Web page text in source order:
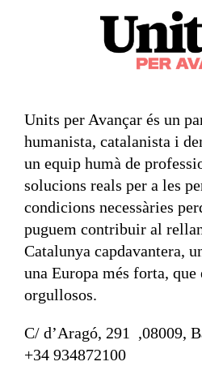
Units per Avançar és un
humanista, catalanista i
un equip humà de
solucions reals per a les
condicions necessàries
puguem contribuir al
Catalunya capdavantera,
una Europa més forta,
orgullosos.
C/ d’Aragó, 291 ,08009,
+34 934872100